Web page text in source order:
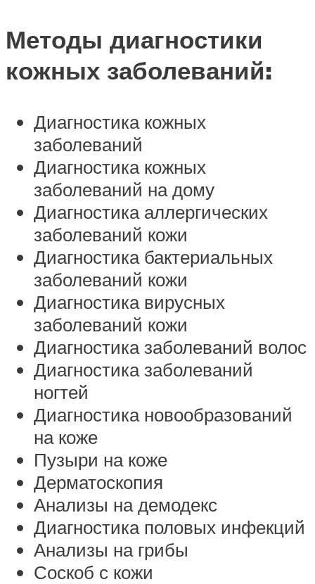
Методы диагностики
кожных заболеваний:
Диагностика кожных
заболеваний
Диагностика кожных
заболеваний на дому
Диагностика аллергических
заболеваний кожи
Диагностика бактериальных
заболеваний кожи
Диагностика вирусных
заболеваний кожи
Диагностика заболеваний волос
Диагностика заболеваний
ногтей
Диагностика новообразований
на коже
Пузыри на коже
Дерматоскопия
Анализы на демодекс
Диагностика половых инфекций
Анализы на грибы
Соскоб с кожи